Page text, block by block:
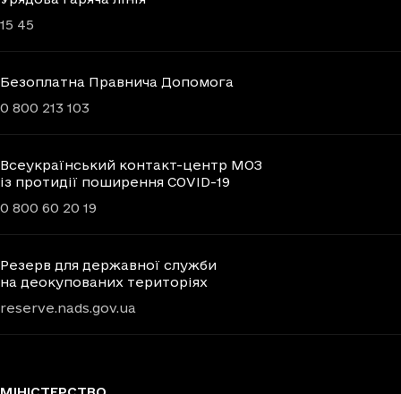
15 45
Безоплатна Правнича Допомога
0 800 213 103
Всеукраїнський контакт-центр МОЗ
із протидії поширення COVID-19
0 800 60 20 19
Резерв для державної служби
на деокупованих територіях
reserve.nads.gov.ua